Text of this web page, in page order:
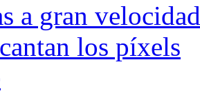
a gran velocidad
los píxels